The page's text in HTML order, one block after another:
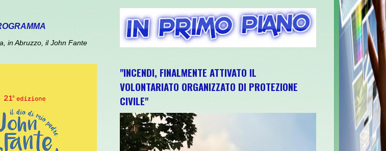
in Abruzzo, il John Fante
"INCENDI, FINALMENTE ATTIVATO IL
VOLONTARIATO ORGANIZZATO DI PROTEZIONE
CIVILE"